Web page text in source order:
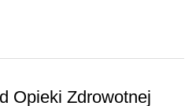
Opieki Zdrowotnej